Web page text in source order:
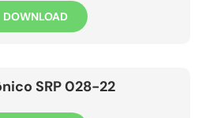
DOWNLOAD
SRP 028-22